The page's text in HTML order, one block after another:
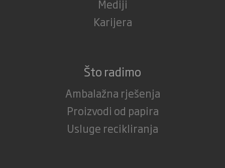
Mediji
Karijera
Što radimo
Ambalažna rješenja
Proizvodi od papira
Usluge recikliranja